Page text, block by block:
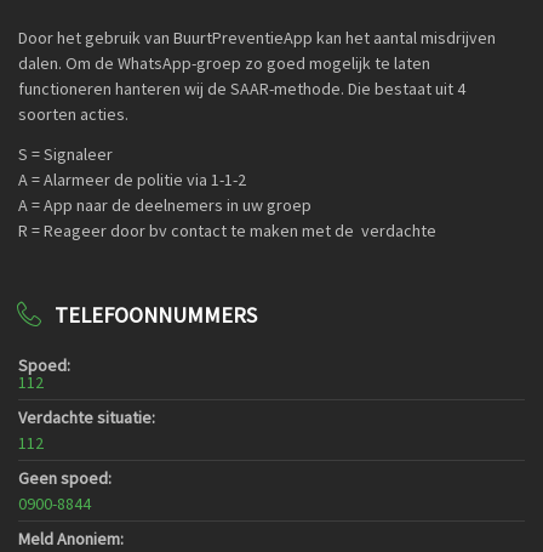
Door het gebruik van BuurtPreventieApp kan het aantal misdrijven
dalen. Om de WhatsApp-groep zo goed mogelijk te laten
functioneren hanteren wij de SAAR-methode. Die bestaat uit 4
soorten acties.
S = Signaleer
A = Alarmeer de politie via 1-1-2
A = App naar de deelnemers in uw groep
R = Reageer door bv contact te maken met de verdachte
TELEFOONNUMMERS
Spoed:
112
Verdachte situatie:
112
Geen spoed:
0900-8844
Meld Anoniem: